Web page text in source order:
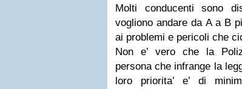
Molti conducenti sono
vogliono andare da A a B
ai problemi e pericoli che
Non e’ vero che la
persona che infrange la
loro priorita’ e’ di